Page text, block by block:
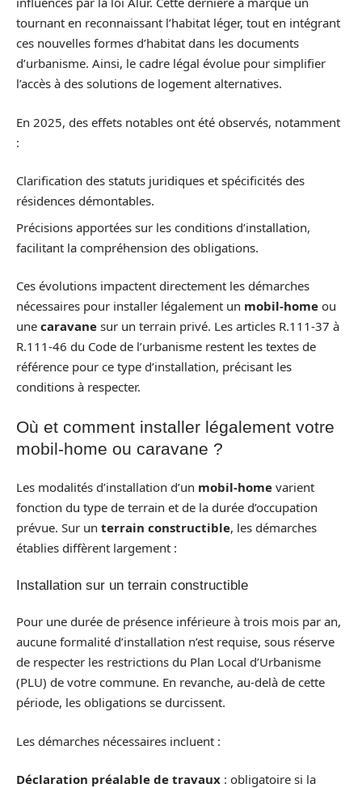
tournant en reconnaissant l’habitat léger, tout en intégrant
ces nouvelles formes d’habitat dans les documents
d’urbanisme. Ainsi, le cadre légal évolue pour simplifier
l’accès à des solutions de logement alternatives.
En 2025, des effets notables ont été observés, notamment
:
Clarification des statuts juridiques et spécificités des
résidences démontables.
Précisions apportées sur les conditions d’installation,
facilitant la compréhension des obligations.
Ces évolutions impactent directement les démarches
nécessaires pour installer légalement un mobil-home ou
une caravane sur un terrain privé. Les articles R.111-37 à
R.111-46 du Code de l’urbanisme restent les textes de
référence pour ce type d’installation, précisant les
conditions à respecter.
Où et comment installer légalement votre
mobil-home ou caravane ?
Les modalités d’installation d’un mobil-home varient
fonction du type de terrain et de la durée d’occupation
prévue. Sur un terrain constructible, les démarches
établies diffèrent largement :
Installation sur un terrain constructible
Pour une durée de présence inférieure à trois mois par an,
aucune formalité d’installation n’est requise, sous réserve
de respecter les restrictions du Plan Local d’Urbanisme
(PLU) de votre commune. En revanche, au-delà de cette
période, les obligations se durcissent.
Les démarches nécessaires incluent :
Déclaration préalable de travaux : obligatoire si la